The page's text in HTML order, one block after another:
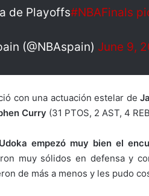
de Playoffs#NBAFinals
(@NBAspain) June 9,
con una actuación estelar de
Curry (31 PTOS, 2 AST, 4
empezó muy bien el
muy sólidos en defensa y
de más a menos y les pudo